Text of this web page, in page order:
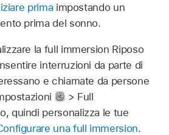
prima impostando un
prima del sonno.
la full immersion Riposo
interruzioni da parte di
e chiamate da persone
> Full
quindi personalizza le tue
una full immersion.